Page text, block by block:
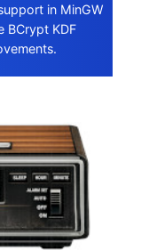
in MinGW
BCrypt KDF